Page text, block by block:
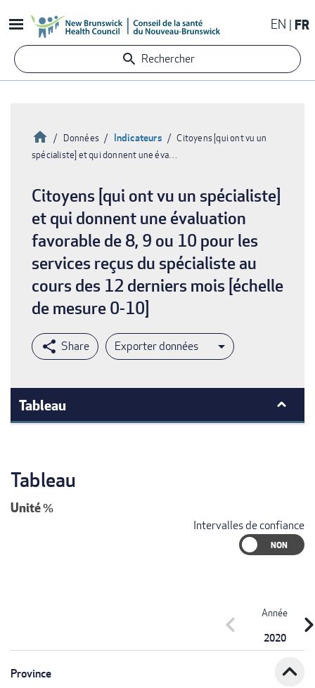
au
contenu
principal
EN FR
Rechercher
Fil
d'Ariane
Accueil
Données Indicateurs
Citoyens [qui ont vu un
spécialiste] et qui donnent une éva…
Citoyens [qui ont vu un spécialiste]
et qui donnent une évaluation
favorable de 8, 9 ou 10 pour les
services reçus du spécialiste au
cours des 12 derniers mois [échelle
de mesure 0-10]
Exporter données
Tableau
Tableau
Unité%
Intervalles de confiance
Année
2020
chevron_left
Province expand_less